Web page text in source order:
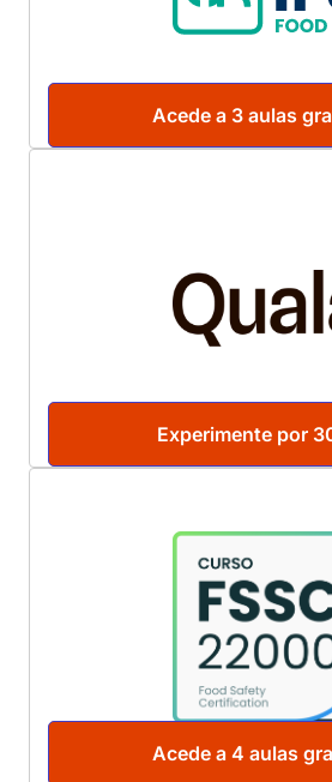
Acede a 3 aulas
Experimente por
Acede a 4 aulas